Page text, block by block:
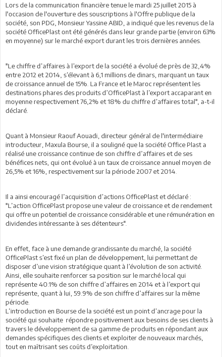
Lors de la communication financière tenue le mardi 25 juillet 2015 à
l'occasion de l'ouverture des souscriptions à l'Offre publique de la
société, son PDG, Monsieur Yassine ABID, a indiqué que les revenus de la
société OfficePlast ont été générés dans leur grande partie (environ 63%
en moyenne) sur le marché export durant les trois dernières années.
"Le chiffre d’affaires à l’export de la société a évolué de près de 32,4%
entre 2012 et 2014, s’élevant à 6,1 millions de dinars, marquant un taux
de croissance annuel de 15%. La France et le Maroc représentent les
destinations phares des produits d’OfficePlast à l’export accaparant en
moyenne respectivement 76,2% et 18% du chiffre d’affaires total", a-t-il
déclaré.
Quant à Monsieur Raouf Aouadi, directeur général de l'intermédiaire
introducteur, Maxula Bourse, il a souligné que la société Office Plast a
réalisé une croissance continue de son chiffre d’affaires et de ses
bénéfices nets, qui ont évolué à un taux de croissance annuel moyen de
26,5% et 16%, respectivement sur la période 2007 et 2014.
Il a ainsi encouragé l’acquisition d’actions OfficePlast et déclaré :
"L’action OfficePlast propose une valeur de croissance et de rendement
qui offre un potentiel de croissance considérable et une rémunération en
dividendes intéressante à ses détenteurs".
En effet, face à une demande grandissante du marché, la société
OfficePlast s’est fixé un plan de développement, lui permettant de
disposer d’une vision stratégique quant à l’évolution de son activité.
Ainsi, elle souhaite renforcer sa position sur le marché local qui
représente 40.1% de son chiffre d’affaires en 2014 et à l’export qui
représente, quant à lui, 59.9% de son chiffre d’affaires sur la même
période.
L’introduction en Bourse de la société est un point d’ancrage pour la
société qui souhaite répondre positivement aux besoins de ses clients à
travers le développement de sa gamme de produits en répondant aux
demandes spécifiques des clients et exploiter de nouveaux marchés,
tout en maîtrisant ses coûts d’exploitation.